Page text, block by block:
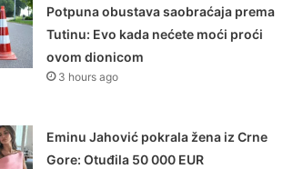
Potpuna obustava saobraćaja prema
Tutinu: Evo kada nećete moći proći
ovom dionicom
3 hours ago
Eminu Jahović pokrala žena iz Crne
Gore: Otuđila 50 000 EUR